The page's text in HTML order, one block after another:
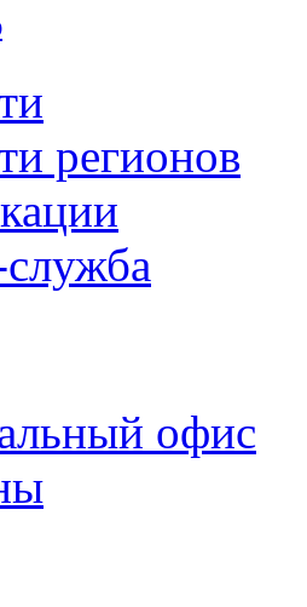
регионов
офис